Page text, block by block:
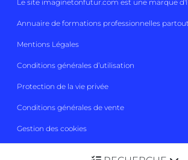
Le site imaginetonfutur.com est une marque d'
Annuaire de formations professionnelles
Mentions Légales
Conditions générales d’utilisation
Protection de la vie privée
Conditions générales de vente
Gestion des cookies
Imaginetonfutur 2026 Tous droits réservés